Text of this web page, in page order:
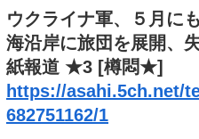
ウクライナ軍、５月に
海沿岸に旅団を展開、
紙報道 ★3 [樽悶★]
https://asahi.5ch.net/
682751162/1